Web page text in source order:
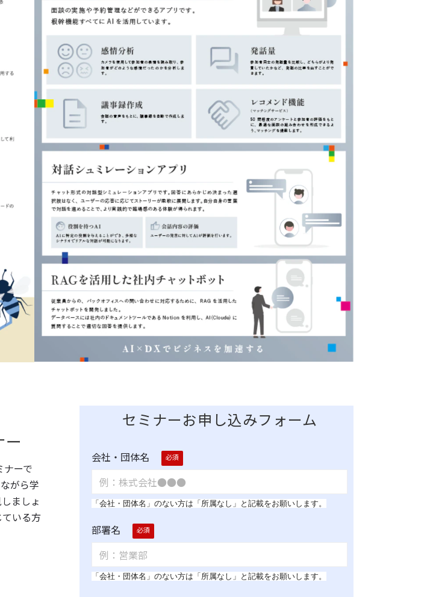
ー
ナーで
がら学
ましょ
いる方
セミナーお申し込みフォーム
会社・団体名
「会社・団体名」のない方は「所属なし」 と記載をお願いします。
部署名
「会社・団体名」のない方は「所属なし」 と記載をお願いします。